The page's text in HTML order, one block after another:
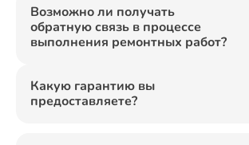
Возможно ли получать
обратную связь в процессе
выполнения ремонтных работ?
Какую гарантию вы
предоставляете?